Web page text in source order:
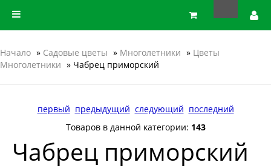
Начало » Садовые цветы » Многолетники » Цветы
Многолетники » Чабрец приморский
первый предыдущий следующий последний
Товаров в данной категории: 143
Чабрец приморский